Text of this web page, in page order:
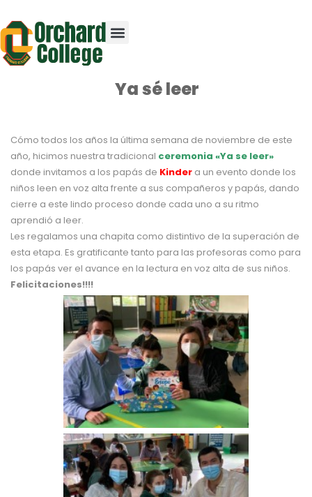
Ya sé leer
Cómo todos los años la última semana de noviembre de este
año, hicimos nuestra tradicional ceremonia «Ya se leer»
donde invitamos a los papás de Kinder a un evento donde los
niños leen en voz alta frente a sus compañeros y papás, dando
cierre a este lindo proceso donde cada uno a su ritmo
aprendió a leer.
Les regalamos una chapita como distintivo de la superación de
esta etapa. Es gratificante tanto para las profesoras como para
los papás ver el avance en la lectura en voz alta de sus niños.
Felicitaciones!!!!